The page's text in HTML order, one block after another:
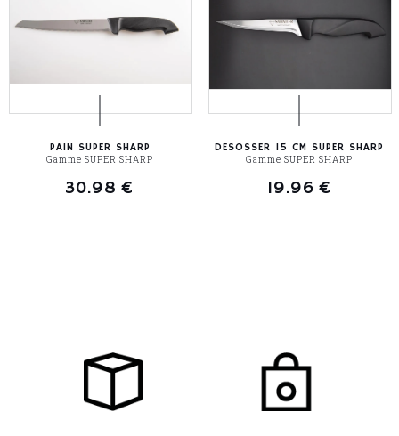
PAIN SUPER SHARP
Gamme SUPER SHARP
30.98 €
DESOSSER 15 CM SUPER SHARP
Gamme SUPER SHARP
19.96 €